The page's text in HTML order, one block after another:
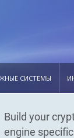
СИСТЕМЫ